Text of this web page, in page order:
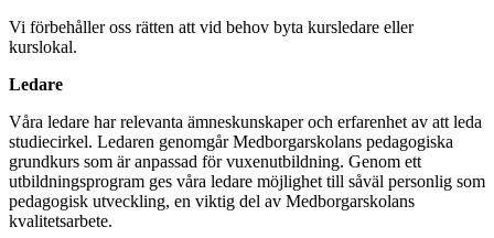
Vi förbehåller oss rätten att vid behov byta kursledare eller
kurslokal.
Ledare
Våra ledare har relevanta ämneskunskaper och erfarenhet av att leda
studiecirkel. Ledaren genomgår Medborgarskolans pedagogiska
grundkurs som är anpassad för vuxenutbildning. Genom ett
utbildningsprogram ges våra ledare möjlighet till såväl personlig som
pedagogisk utveckling, en viktig del av Medborgarskolans
kvalitetsarbete.